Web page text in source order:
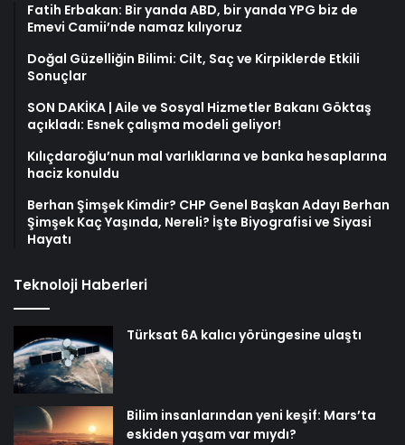
Fatih Erbakan: Bir yanda ABD, bir yanda YPG biz de
Emevi Camii’nde namaz kılıyoruz
Doğal Güzelliğin Bilimi: Cilt, Saç ve Kirpiklerde Etkili
Sonuçlar
SON DAKİKA | Aile ve Sosyal Hizmetler Bakanı Göktaş
açıkladı: Esnek çalışma modeli geliyor!
Kılıçdaroğlu’nun mal varlıklarına ve banka hesaplarına
haciz konuldu
Berhan Şimşek Kimdir? CHP Genel Başkan Adayı Berhan
Şimşek Kaç Yaşında, Nereli? İşte Biyografisi ve Siyasi
Hayatı
Teknoloji Haberleri
Türksat 6A kalıcı yörüngesine ulaştı
Bilim insanlarından yeni keşif: Mars’ta
eskiden yaşam var mıydı?